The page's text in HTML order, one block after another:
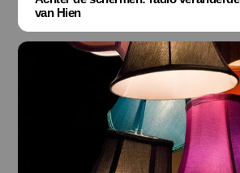
van Hien